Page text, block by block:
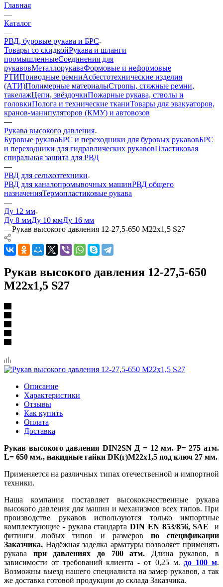
Главная
—
Каталог
—
РВД, буровые рукава и БРС
Товары со скидкойРукава и шланги
промышленныеСоединения для
рукавовМеталлорукаваФормовые и неформовые
РТИПриводные ремниАсбестотехнические изделия
(АТИ)Полимерные материалыСтропы, стяжные ремни,
такелажЦепи, звёздочкиПожарные рукава, стволы и
головкиПолога и технические тканиТовары для эвакуаторов,
кранов-манипуляторов (КМУ) и автовозов
—
Рукава высокого давления
Буровые рукаваБРС и переходники для буровых рукавовБРС
и переходники для гидравлических рукавовПластиковая
спиральная защита для РВД
—
РВД для сельхозтехники
РВД для каналопромывочных машинРВД общего
назначенияТермопластиковые рукава
—
Ду 12 мм
Ду 8 ммДу 10 ммДу 16 мм
—Рукав высокого давления 12-27,5-650 М22х1,5 S27
Рукав высокого давления 12-27,5-650
М22х1,5 S27
Описание
Характеристики
Отзывы
Как купить
Оплата
Доставка
Рукав высокого давления DIN2SN Д = 12 мм. Р= 275 атм.
L= 650 мм., накидные гайки DK(г)М22х1,5 под ключ 27 мм.
Применяется на различных типах отечественной и импортной
техники.
Наша компания поставляет высококачественные рукава
высокого давления для машин и механизмов всех типов. При
производстве рукавов используются только импортные
комплектующие - рукава стандартаDIN EN 853/856, SAE и
фитинги любых типов и размеров по спецификации
Заказчика. Надёжная заделка арматуры позволяет применять
рукава при давлениях до 700 атм. Длина рукавов, в
зависимости от требований клиента - от 0,25 м. до 100 м.
Возможны выезд нашего специалиста на замер рукавов, а так
же доставка готовой продукции до склада Заказчика.